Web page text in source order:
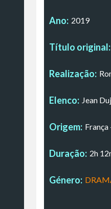
Ano: 2019
Título original:
Realização:
Elenco: Jean
Origem:
Duração: 2h
Género: